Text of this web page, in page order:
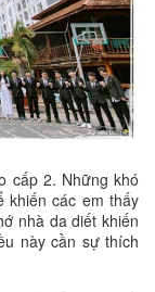
cấp 2. Những khó
khiến các em thấy
nhà da diết khiến
này cần sự thích